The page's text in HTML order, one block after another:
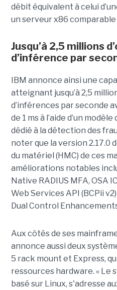
débit équivalent à celui
un serveur x86
Jusqu’à 2,5 millions
d’inférence par
IBM annonce ainsi une
atteignant jusqu’à 2,5
d’inférences par seconde
de 1 ms à l’aide d’un
dédié à la détection des
noter que la version 2.17.0
du matériel (HMC) de ces
améliorations notables
Native RADIUS MFA, OSA
Web Services API (BCPii
Dual Control
Aux côtés de ses
annonce aussi deux
5 rack mount et Express,
ressources hardware. « Le
basé sur Linux, s'adresse